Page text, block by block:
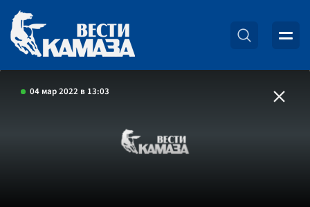
04 мар 2022 в 13:03